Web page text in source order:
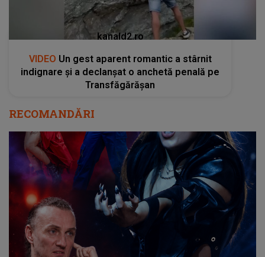
kanald2.ro
VIDEO Un gest aparent romantic a stârnit
indignare și a declanșat o anchetă penală pe
Transfăgărășan
RECOMANDĂRI